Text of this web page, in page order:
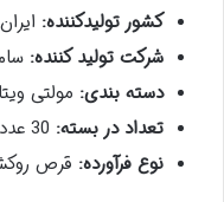
کشور تولیدکننده: ایران
شرکت تولید کننده:
دسته بندی: مولتی
تعداد در بسته:
نوع فرآورده: قرص